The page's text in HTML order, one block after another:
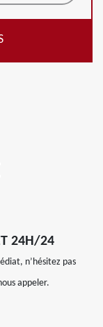
24H/24
n’hésitez pas
appeler.